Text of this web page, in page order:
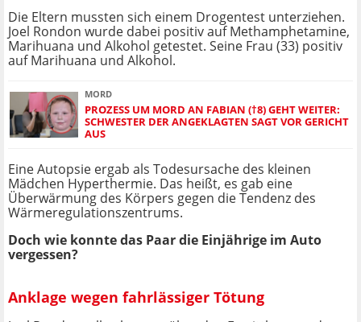
Die Eltern mussten sich einem Drogentest unterziehen.
Joel Rondon wurde dabei positiv auf Methamphetamine,
Marihuana und Alkohol getestet. Seine Frau (33) positiv
auf Marihuana und Alkohol.
MORD
PROZESS UM MORD AN FABIAN (†8) GEHT WEITER:
SCHWESTER DER ANGEKLAGTEN SAGT VOR GERICHT
AUS
Eine Autopsie ergab als Todesursache des kleinen
Mädchen Hyperthermie. Das heißt, es gab eine
Überwärmung des Körpers gegen die Tendenz des
Wärmeregulationszentrums.
Doch wie konnte das Paar die Einjährige im Auto
vergessen?
Anklage wegen fahrlässiger Tötung